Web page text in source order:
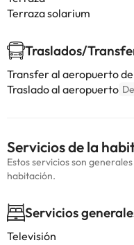
Terraza solarium
Traslados/
Transfer al aeropuerto
Traslado al aeropuerto
Servicios de la
Estos servicios son
habitación.
Servicios
Televisión